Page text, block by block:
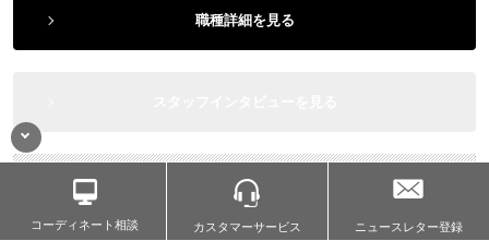
職種詳細を見る
エントリーフォームから応募する
コーディネート相談 カスタマーサービス ニュースレター登録